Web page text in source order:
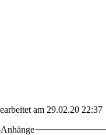
am 29.02.20 22:37